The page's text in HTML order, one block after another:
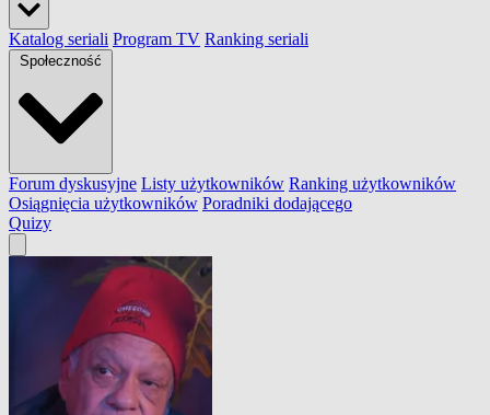
Katalog seriali Program TV Ranking seriali
Społeczność
Forum dyskusyjne Listy użytkowników Ranking użytkowników
Osiągnięcia użytkowników Poradniki dodającego
Quizy